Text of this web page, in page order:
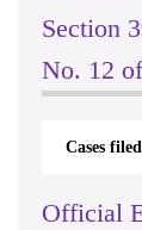
Section
No. 12
Cases
Official